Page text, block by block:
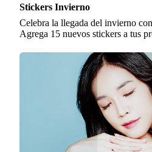
Stickers Invierno
Celebra la llegada del invierno
Agrega 15 nuevos stickers a tus